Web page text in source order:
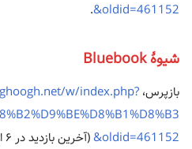
&oldid=461152
.
شیوهٔ Bluebook
بازپرس، w/index.php?
&oldid=461152(آخرین بازدید در ۶ اوت ۲۰۲۶).